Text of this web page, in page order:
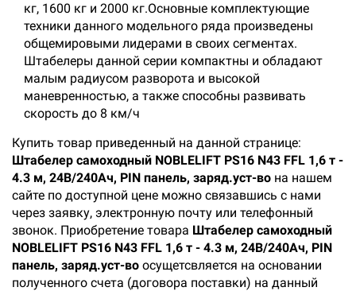
кг, 1600 кг и 2000 кг.Основные комплектующие
техники данного модельного ряда произведены
общемировыми лидерами в своих сегментах.
Штабелеры данной серии компактны и обладают
малым радиусом разворота и высокой
маневренностью, а также способны развивать
скорость до 8 км/ч
Купить товар приведенный на данной странице:
Штабелер самоходный NOBLELIFT PS16 N43 FFL 1,6 т -
4.3 м, 24В/240Ач, PIN панель, заряд.уст-во на нашем
сайте по доступной цене можно связавшись с нами
через заявку, электронную почту или телефонный
звонок. Приобретение товара Штабелер самоходный
NOBLELIFT PS16 N43 FFL 1,6 т - 4.3 м, 24В/240Ач, PIN
панель, заряд.уст-во осущетсвляется на основании
полученного счета (договора поставки) на данный